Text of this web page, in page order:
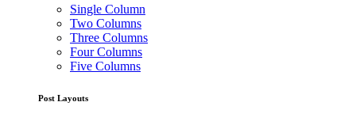
Single Column
Two Columns
Three Columns
Four Columns
Five Columns
Post Layouts